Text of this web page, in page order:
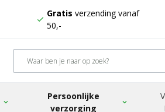
check
Gratis verzending vanaf
50,-
expand_more
Persoonlijke
verzorging
expand_more